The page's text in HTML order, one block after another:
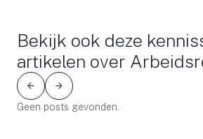
Bekijk ook deze
artikelen over
Geen posts gevonden.